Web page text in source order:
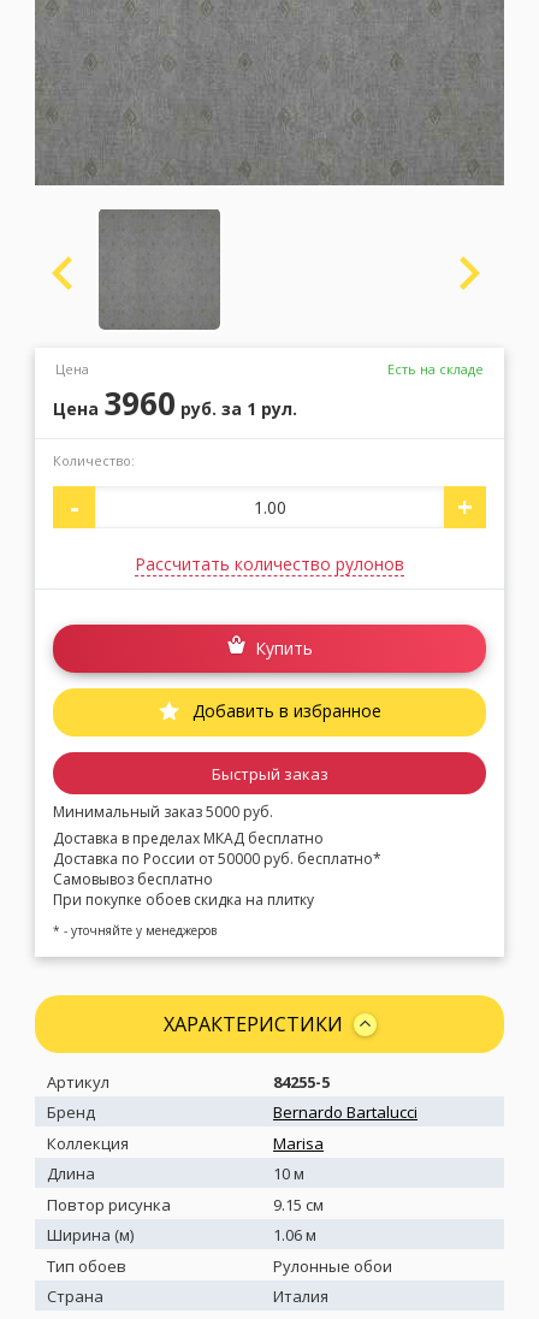
Москва (сменить город)
Заказать обратный звонок
Цена Есть на складе
Цена 3960 руб. за 1 рул.
Количество:
- +
Рассчитать количество рулонов
Купить
Добавить в избранное
Быстрый заказ
Минимальный заказ 5000 руб.
Доставка в пределах МКАД бесплатно
Доставка по России от 50000 руб. бесплатно*
Самовывоз бесплатно
При покупке обоев скидка на плитку
* - уточняйте у менеджеров
ХАРАКТЕРИСТИКИ
Артикул
84255-5
Бренд
Bernardo Bartalucci
Коллекция
Marisa
Длина
10 м
Повтор рисунка
9.15 см
Ширина (м)
1.06 м
Тип обоев
Рулонные обои
Страна
Италия